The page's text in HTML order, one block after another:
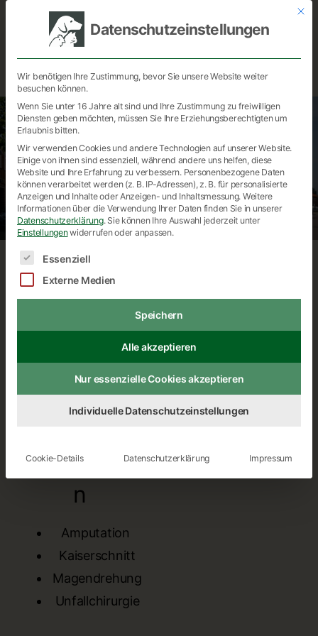
Kleintierzentrum
Dahlenburg
KLEINTIERZENTRUM DAHLENBURG
Startseite Leistungen Team Kontakt Galerie
Notfallmedizi
n
Amputation
Kaiserschnitt
Magendrehung
Unfallchirurgie
Mit
Datenschutzeinstellungen
Wir benötigen Ihre Zustimmung, bevor Sie unsere Website weiter
besuchen können.
Wenn Sie unter 16 Jahre alt sind und Ihre Zustimmung zu freiwilligen
Diensten geben möchten, müssen Sie Ihre Erziehungsberechtigten um
Erlaubnis bitten.
Wir verwenden Cookies und andere Technologien auf unserer Website.
Einige von ihnen sind essenziell, während andere uns helfen, diese
Website und Ihre Erfahrung zu verbessern. Personenbezogene Daten
können verarbeitet werden (z. B. IP-Adressen), z. B. für personalisierte
Anzeigen und Inhalte oder Anzeigen- und Inhaltsmessung. Weitere
Informationen über die Verwendung Ihrer Daten finden Sie in unserer
Datenschutzerklärung. Sie können Ihre Auswahl jederzeit unter
Einstellungenwiderrufen oder anpassen.
Es folgt eine Liste der Service-Gruppen, für die
Essenziell
Externe Medien
Speichern
Alle akzeptieren
Nur essenzielle Cookies akzeptieren
Individuelle Datenschutzeinstellungen
Cookie-Details Datenschutzerklärung Impressum